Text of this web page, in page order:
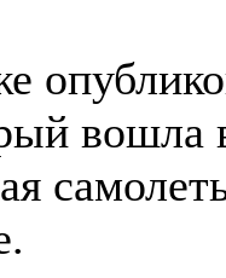
вошла